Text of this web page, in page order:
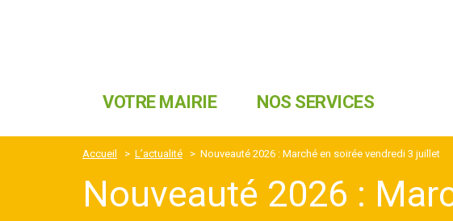
VOTRE MAIRIE NOS SERVICES
Accueil > L’actualité > Nouveauté 2026 : Marché en soirée vendredi 3 juillet
Nouveauté 2026 :